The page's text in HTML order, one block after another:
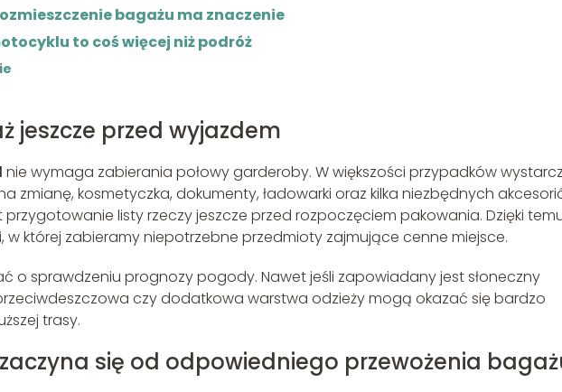
bagażu ma znaczenie
to coś więcej niż podróż
jeszcze przed wyjazdem
nie wymaga zabierania połowy garderoby. W większości przypadków
zmianę, kosmetyczka, dokumenty, ładowarki oraz kilka niezbędnych
przygotowanie listy rzeczy jeszcze przed rozpoczęciem pakowania. Dzięki
w której zabieramy niepotrzebne przedmioty zajmujące cenne miejsce.
o sprawdzeniu prognozy pogody. Nawet jeśli zapowiadany jest słoneczny
czy dodatkowa warstwa odzieży mogą okazać się bardzo
trasy.
się od odpowiedniego przewożenia